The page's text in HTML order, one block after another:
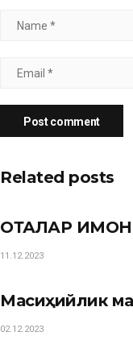
Related posts
ОТАЛАР ИМОНИ
11.12.2023
Масиҳийлик
02.12.2023